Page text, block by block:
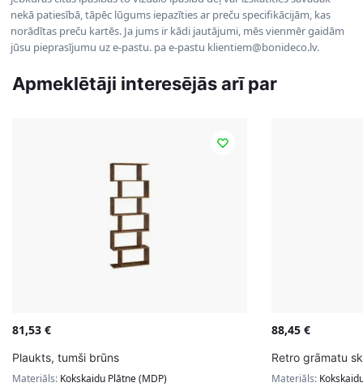
nekā patiesībā, tāpēc lūgums iepazīties ar preču specifikācijām, kas
norādītas preču kartēs. Ja jums ir kādi jautājumi, mēs vienmēr gaidām
jūsu pieprasījumu uz e-pastu. pa e-pastu klientiem@bonideco.lv.
Apmeklētāji interesējās arī par
81,53 €
Plaukts, tumši brūns
Materiāls: Kokskaidu Plātne (MDP)
88,45 €
Retro grāmatu
Materiāls: